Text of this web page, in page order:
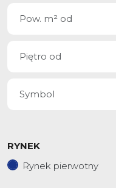
RYNEK
Rynek pierwotny